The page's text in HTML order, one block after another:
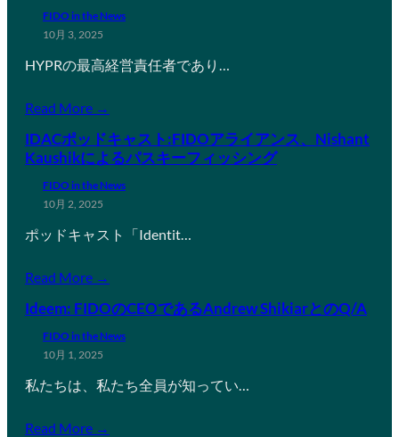
FIDO in the News
10月 3, 2025
HYPRの最高経営責任者であり…
Read More →
IDACポッドキャスト:FIDOアライアンス、Nishant
Kaushikによるパスキーフィッシング
FIDO in the News
10月 2, 2025
ポッドキャスト「Identit…
Read More →
Ideem: FIDOのCEOであるAndrew ShikiarとのQ/A
FIDO in the News
10月 1, 2025
私たちは、私たち全員が知ってい…
Read More →